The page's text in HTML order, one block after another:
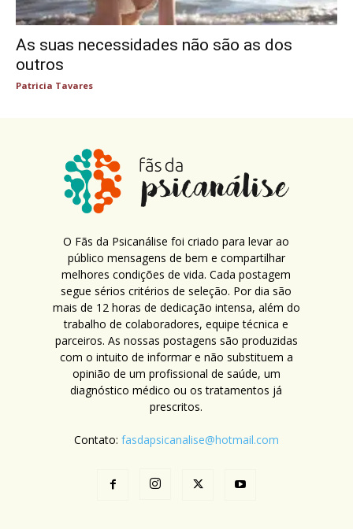
As suas necessidades não são as dos
outros
Patricia Tavares
O Fãs da Psicanálise foi criado para levar ao
público mensagens de bem e compartilhar
melhores condições de vida. Cada postagem
segue sérios critérios de seleção. Por dia são
mais de 12 horas de dedicação intensa, além do
trabalho de colaboradores, equipe técnica e
parceiros. As nossas postagens são produzidas
com o intuito de informar e não substituem a
opinião de um profissional de saúde, um
diagnóstico médico ou os tratamentos já
prescritos.
Contato: fasdapsicanalise@hotmail.com